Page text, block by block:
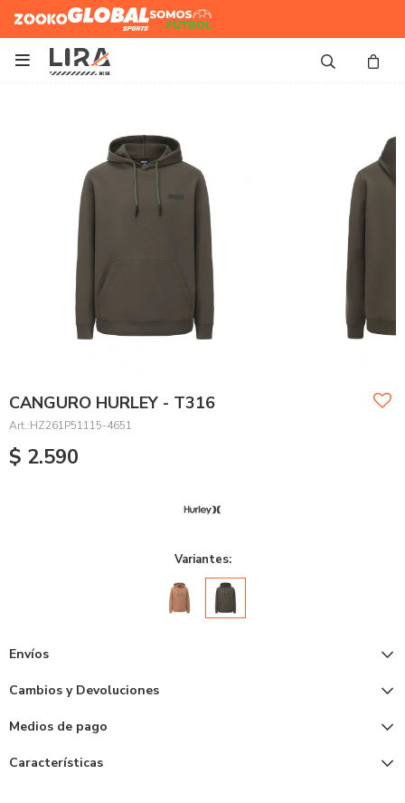
Zooko Global Sports
Somos
Futbol

CANGURO HURLEY - T316
HZ261P51115-4651
$ 2.590
Variantes:
Envíos
Cambios y Devoluciones
Medios de pago
Características